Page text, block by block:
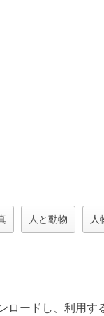
人と動物 人
ロードし、利用す